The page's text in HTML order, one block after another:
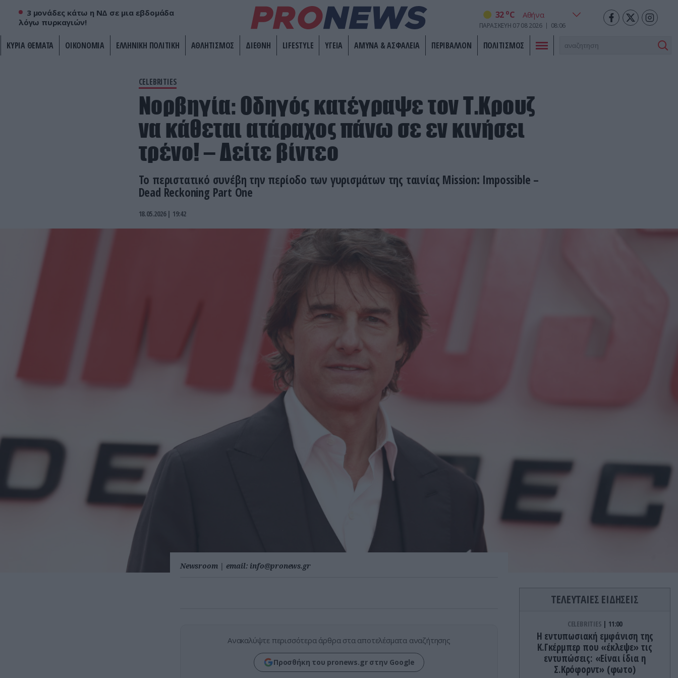
3 μονάδες κάτω η ΝΔ σε μια εβδομάδα
λόγω πυρκαγιών!
32 oC
ΠΑΡΑΣΚΕΥΗ 07 08 2026 08:06
ΚΥΡΙΑ ΘΕΜΑΤΑ ΟΙΚΟΝΟΜΙΑ ΕΛΛΗΝΙΚΗ ΠΟΛΙΤΙΚΗ ΑΘΛΗΤΙΣΜΟΣ ΔΙΕΘΝΗ LIFESTYLE ΥΓΕΙΑ ΑΜΥΝΑ & ΑΣΦΑΛΕΙΑ ΠΕΡΙΒΑΛΛΟΝ ΠΟΛΙΤΙΣΜΟΣ
CELEBRITIES
Νορβηγία: Oδηγός κατέγραψε τον Τ.Κρουζ
να κάθεται ατάραχος πάνω σε εν κινήσει
τρένο! – Δείτε βίντεο
Το περιστατικό συνέβη την περίοδο των γυρισμάτων της ταινίας Mission: Impossible –
Dead Reckoning Part One
18.05.2026 | 19:42
Newsroom | email: info@pronews.gr
Ανακαλύψτε περισσότερα άρθρα στα αποτελέσματα αναζήτησης
Προσθήκη του pronews.gr στην Google
ΤΕΛΕΥΤΑΙΕΣ ΕΙΔΗΣΕΙΣ
CELEBRITIES 11:00
Η εντυπωσιακή εμφάνιση της
Κ.Γκέρμπερ που «έκλεψε» τις
εντυπώσεις: «Είναι ίδια η
Σ.Κρόφορντ» (φωτο)